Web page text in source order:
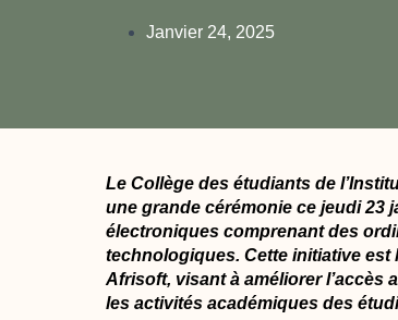
Janvier 24, 2025
Le Collège des étudiants de
une grande cérémonie ce jeudi 23
électroniques comprenant des
technologiques. Cette initiative est
Afrisoft, visant à améliorer
les activités académiques des